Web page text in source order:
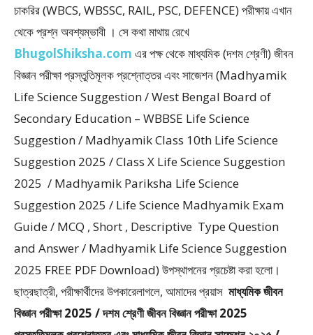
চাকরির (WBCS, WBSSC, RAIL, PSC, DEFENCE) পরীক্ষায় এখান
থেকে প্রশ্ন অবশ্যম্ভাবী । সে কথা মাথায় রেখে
BhugolShiksha.com এর পক্ষ থেকে মাধ্যমিক (দশম শ্রেণী) জীবন
বিজ্ঞান পরীক্ষা প্রস্তুতিমূলক প্রশ্নোত্তর এবং সাজেশন (Madhyamik
Life Science Suggestion / West Bengal Board of
Secondary Education – WBBSE Life Science
Suggestion / Madhyamik Class 10th Life Science
Suggestion 2025 / Class X Life Science Suggestion
2025 / Madhyamik Pariksha Life Science
Suggestion 2025 / Life Science Madhyamik Exam
Guide / MCQ , Short , Descriptive Type Question
and Answer / Madhyamik Life Science Suggestion
2025 FREE PDF Download) উপস্থাপনের প্রচেষ্টা করা হলাে।
ছাত্রছাত্রী, পরীক্ষার্থীদের উপকারেলাগলে, আমাদের প্রয়াস মাধ্যমিক জীবন
বিজ্ঞান পরীক্ষা 2025 / দশম শ্রেণী জীবন বিজ্ঞান পরীক্ষা 2025